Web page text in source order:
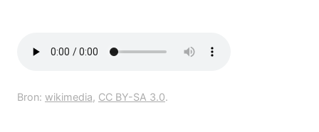
Bron: wikimedia, CC BY-SA 3.0.